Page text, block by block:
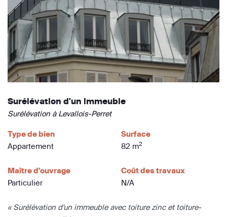
Surélévation d'un immeuble
Surélévation à Levallois-Perret
Type de bien
Appartement
Surface
82 m2
Maître d'ouvrage
Particulier
Coût des travaux
N/A
« Surélévation d'un immeuble avec toiture zinc et toiture-